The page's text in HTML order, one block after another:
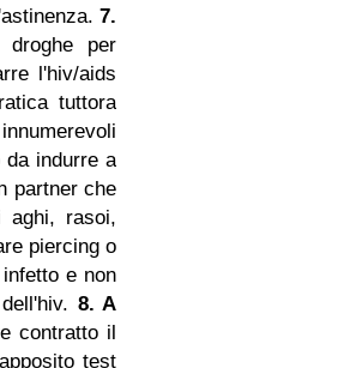
7.
per
l'hiv/aids
tuttora
indurre a
partner che
aghi, rasoi,
piercing o
e non
8. A
contratto il
test